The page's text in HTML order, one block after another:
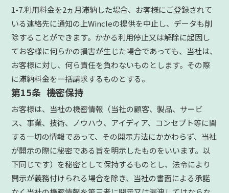
1-7.利用料金を2ヵ月滞納した場合、お客様にご登録されて
いる連絡先に通知の上Wincleの提供を中止し、データも削
除することができます。かかる利用停止又は解除に起因し
てお客様に何らかの損害が生じた場合であっても、当社は、
お客様に対し、何ら責任を負わないものとします。その際
に滞納料金を一括請求するものとする。
第15条 機密保持
お客様は、当社の機密情報（当社の顧客、製品、サービ
ス、事業、技術、ノウハウ、アイディア、コンセプト等に関
する一切の情報であって、その開示方法にかかわらず、当社
が開示の際に秘密である旨を明示したものをいいます。以
下同じです）を秘密として保持するものとし、法令により
開示が義務付けられる場合を除き、当社の書面による承諾